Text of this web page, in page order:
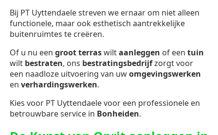
Bij PT Uyttendaele streven we ernaar om niet alleen
functionele, maar ook esthetisch aantrekkelijke
buitenruimtes te creëren.
Of u nu een groot terraswiltaanleggen of een tuin
wilt bestraten, ons bestratingsbedrijfzorgt voor
een naadloze uitvoering van uwomgevingswerken
en verhardingswerken.
Kies voor PT Uyttendaele voor een professionele en
betrouwbare service in Bonheiden.